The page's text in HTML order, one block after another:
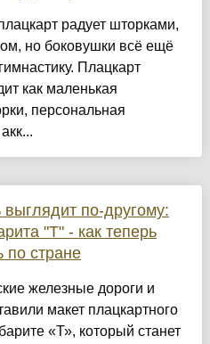
радует шторками,
но боковушки всё ещё
Плацкарт
как маленькая
персональная
по-другому:
"Т" - как теперь
по стране
железные дороги и
макет плацкартного
«Т», который станет